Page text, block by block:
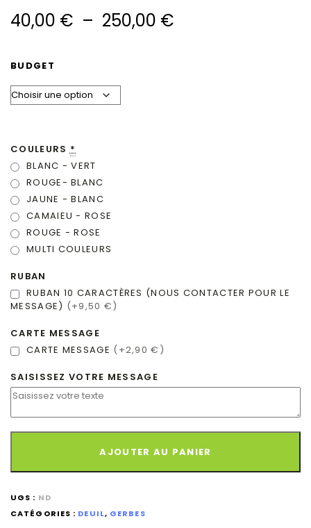
40,00 € – 250,00 €
BUDGET
COULEURS *
BLANC - VERT
ROUGE- BLANC
JAUNE - BLANC
CAMAIEU - ROSE
ROUGE - ROSE
MULTI COULEURS
RUBAN
RUBAN 10 CARACTÈRES (NOUS CONTACTER POUR LE
MESSAGE) (+9,50 €)
CARTE MESSAGE
CARTE MESSAGE (+2,90 €)
SAISISSEZ VOTRE MESSAGE
AJOUTER AU PANIER
UGS : ND
CATÉGORIES : DEUIL, GERBES